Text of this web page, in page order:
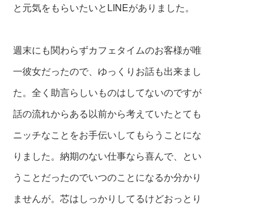
と元気をもらいたいとLINEがありました。
週末にも関わらずカフェタイムのお客様が唯
一彼女だったので、ゆっくりお話も出来まし
た。全く助言らしいものはしてないのですが
話の流れからある以前から考えていたとても
ニッチなことをお手伝いしてもらうことにな
りました。納期のない仕事なら喜んで、とい
うことだったのでいつのことになるか分かり
ませんが。芯はしっかりしてるけどおっとり